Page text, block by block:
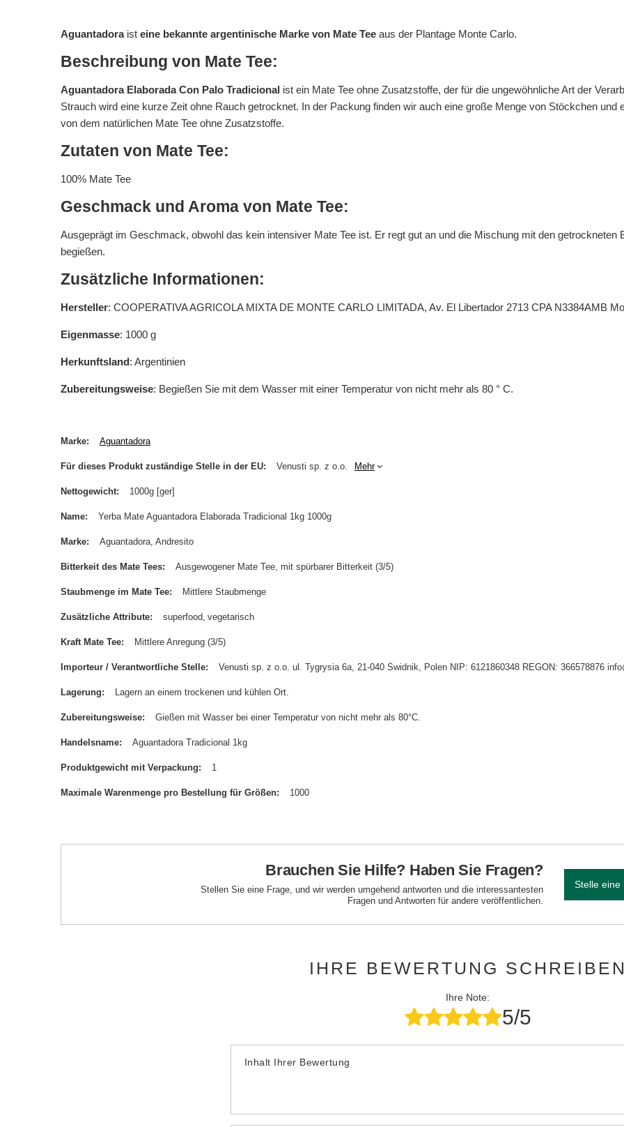
Aguantadoraist eine bekannte argentinische Marke von Mate Tee aus der Plantage Monte Carlo.
Beschreibung von Mate Tee:
Aguantadora Elaborada Con Palo Tradicional ist ein Mate Tee ohne Zusatzstoffe, der für die ungewöhnliche Art der
Strauch wird eine kurze Zeit ohne Rauch getrocknet. In der Packung finden wir auch eine große Menge von Stöckchen
von dem natürlichen Mate Tee ohne Zusatzstoffe.
Zutaten von Mate Tee:
100% Mate Tee
Geschmack und Aroma von Mate Tee:
Ausgeprägt im Geschmack, obwohl das kein intensiver Mate Tee ist. Er regt gut an und die Mischung mit den
begießen.
Zusätzliche Informationen:
Hersteller: COOPERATIVA AGRICOLA MIXTA DE MONTE CARLO LIMITADA, Av. El Libertador 2713 CPA N3384AMB
Eigenmasse: 1000 g
Herkunftsland: Argentinien
Zubereitungsweise: Begießen Sie mit dem Wasser mit einer Temperatur von nicht mehr als 80 ° C.
Marke Aguantadora
Für dieses Produkt zuständige Stelle in der EU Venusti sp. z o.o. Mehr
Nettogewicht 1000g [ger]
Name Yerba Mate Aguantadora Elaborada Tradicional 1kg 1000g
Marke Aguantadora Andresito
Bitterkeit des Mate Tees Ausgewogener Mate Tee, mit spürbarer Bitterkeit (3/5)
Staubmenge im Mate Tee Mittlere Staubmenge
Zusätzliche Attribute superfood vegetarisch
Kraft Mate Tee Mittlere Anregung (3/5)
Importeur / Verantwortliche Stelle Venusti sp. z o.o. ul. Tygrysia 6a, 21-040 Świdnik, Polen NIP: 6121860348 REGON: 366578876
Lagerung Lagern an einem trockenen und kühlen Ort.
Zubereitungsweise Gießen mit Wasser bei einer Temperatur von nicht mehr als 80°C.
Handelsname Aguantadora Tradicional 1kg
Produktgewicht mit Verpackung 1
Maximale Warenmenge pro Bestellung für Größen 1000
Brauchen Sie Hilfe? Haben Sie Fragen?
Stellen Sie eine Frage, und wir werden umgehend antworten und die interessantesten
Fragen und Antworten für andere veröffentlichen.
Stelle eine
IHRE BEWERTUNG
Ihre Note:
5/5
Inhalt Ihrer Bewertung